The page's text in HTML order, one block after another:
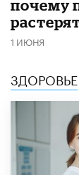
почему
1 ИЮНЯ
ЗДОРОВЬЕ